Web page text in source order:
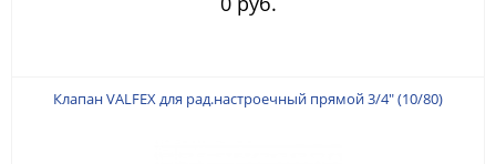
Клапан VALFEX для рад.настроечный прямой 3/4" (10/80)